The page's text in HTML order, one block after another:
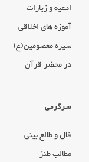
ادعیه و زیارات
آموزه های اخلاقی
سیره معصومین(ع)
در محضر قرآن
سرگرمی
فال و طالع بینی
مطالب طنز